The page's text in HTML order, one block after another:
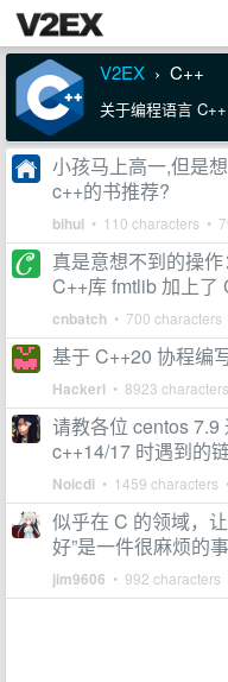
V2EX › C++
关于编程语言
小孩马上高一,但是
c++的书推荐?
bihui • 110 characters •
真是意想不到的操
C++库 fmtlib 加上了
cnbatch • 700
基于 C++20 协程编
Hackerl • 8923
请教各位 centos 7.9
c++14/17 时遇到的
Noicdi • 1459 characters
似乎在 C 的领域，
好”是一件很麻烦的事
jim9606 • 992 characters